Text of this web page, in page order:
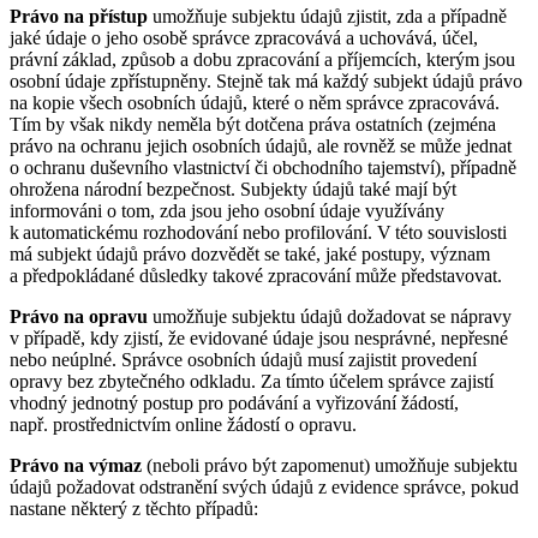
Právo na přístup umožňuje subjektu údajů zjistit, zda a případně
jaké údaje o jeho osobě správce zpracovává a uchovává, účel,
právní základ, způsob a dobu zpracování a příjemcích, kterým jsou
osobní údaje zpřístupněny. Stejně tak má každý subjekt údajů právo
na kopie všech osobních údajů, které o něm správce zpracovává.
Tím by však nikdy neměla být dotčena práva ostatních (zejména
právo na ochranu jejich osobních údajů, ale rovněž se může jednat
o ochranu duševního vlastnictví či obchodního tajemství), případně
ohrožena národní bezpečnost. Subjekty údajů také mají být
informováni o tom, zda jsou jeho osobní údaje využívány
k automatickému rozhodování nebo profilování. V této souvislosti
má subjekt údajů právo dozvědět se také, jaké postupy, význam
a předpokládané důsledky takové zpracování může představovat.
Právo na opravu umožňuje subjektu údajů dožadovat se nápravy
v případě, kdy zjistí, že evidované údaje jsou nesprávné, nepřesné
nebo neúplné. Správce osobních údajů musí zajistit provedení
opravy bez zbytečného odkladu. Za tímto účelem správce zajistí
vhodný jednotný postup pro podávání a vyřizování žádostí,
např. prostřednictvím online žádostí o opravu.
Právo na výmaz (neboli právo být zapomenut) umožňuje subjektu
údajů požadovat odstranění svých údajů z evidence správce, pokud
nastane některý z těchto případů: